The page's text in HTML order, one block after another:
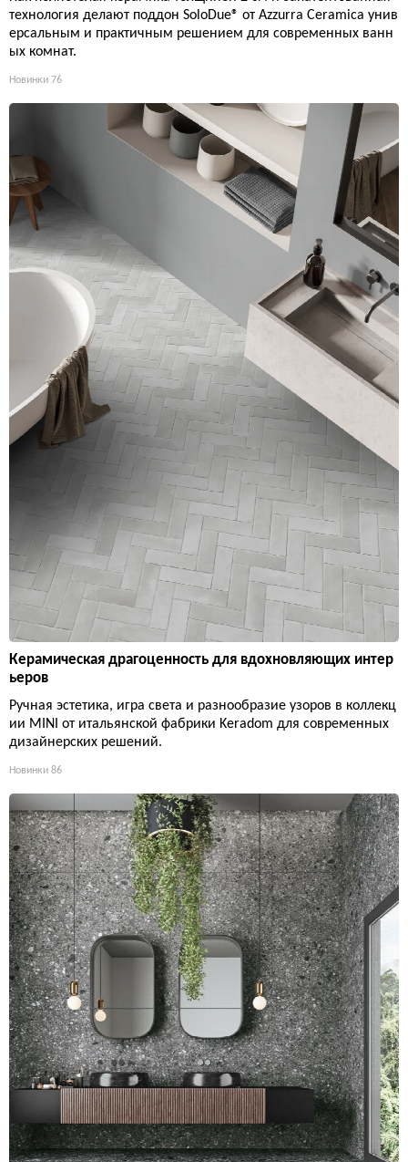
технология делают поддон SoloDue® от Azzurra Ceramica унив
ерсальным и практичным решением для современных ванн
ых комнат.
Новинки 76
Керамическая драгоценность для вдохновляющих интер
ьеров
Ручная эстетика, игра света и разнообразие узоров в коллекц
ии MINI от итальянской фабрики Keradom для современных
дизайнерских решений.
Новинки 86